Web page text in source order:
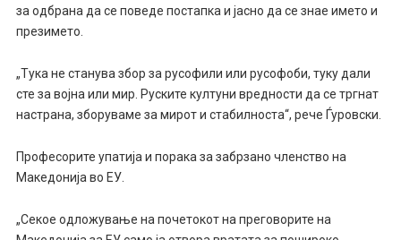
за одбрана да се поведе постапка и јасно да се знае името и
презимето.
„Тука не станува збор за русофили или русофоби, туку дали
сте за војна или мир. Руските култуни вредности да се тргнат
настрана, зборуваме за мирот и стабилноста“, рече Ѓуровски.
Професорите упатија и порака за забрзано членство на
Македонија во ЕУ.
„Секое одложување на почетокот на преговорите на